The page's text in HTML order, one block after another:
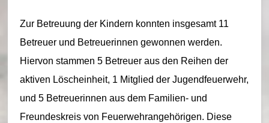
Zur Betreuung der Kindern konnten insgesamt 11
Betreuer und Betreuerinnen gewonnen werden.
Hiervon stammen 5 Betreuer aus den Reihen der
aktiven Löscheinheit, 1 Mitglied der Jugendfeuerwehr,
und 5 Betreuerinnen aus dem Familien- und
Freundeskreis von Feuerwehrangehörigen. Diese